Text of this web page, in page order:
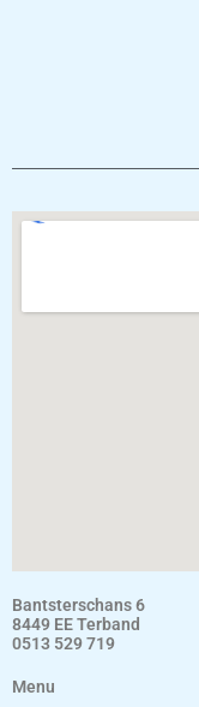
Bantsterschans 6
8449 EE Terband
0513 529 719
Menu